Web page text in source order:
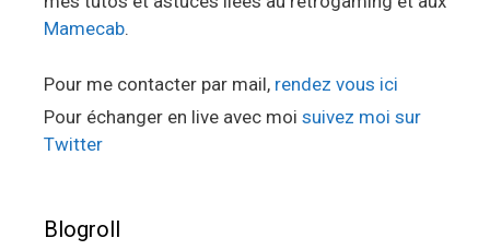
Mamecab.
Pour me contacter par mail, rendez vous ici
Pour échanger en live avec moi suivez moi sur
Twitter
Blogroll